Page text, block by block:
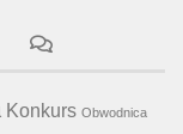
Konkurs Obwodnica